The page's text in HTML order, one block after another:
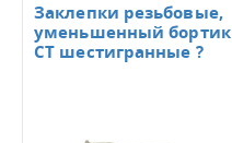
Заклепки резьбовые,
уменьшенный бортик
СТ шестигранные ?